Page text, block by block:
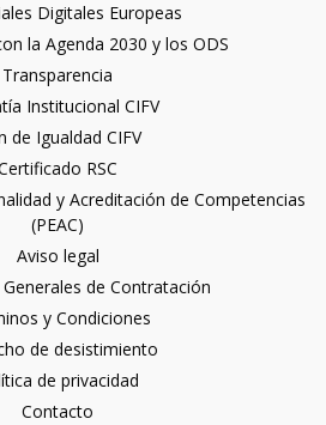
Digitales Europeas
la Agenda 2030 y los ODS
Transparencia
Institucional CIFV
de Igualdad CIFV
RSC
y Acreditación de Competencias
(PEAC)
Aviso legal
de Contratación
y Condiciones
de desistimiento
de privacidad
Contacto